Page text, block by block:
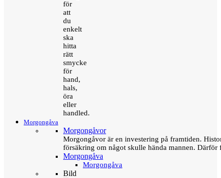
för
att
du
enkelt
ska
hitta
rätt
smycke
för
hand,
hals,
öra
eller
handled.
Morgongåva
Morgongåvor
Morgongåvor är en investering på framtiden.
försäkring om något skulle hända mannen.
Morgongåva
Morgongåva
Bild